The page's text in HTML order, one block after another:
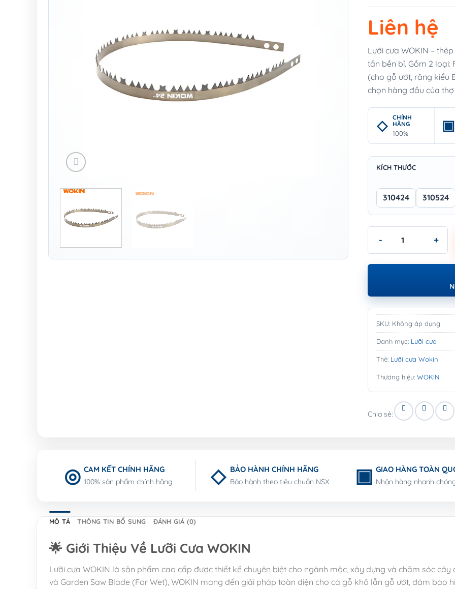
Liên hệ
Lưỡi cưa WOKIN –
tần bền bỉ. Gồm 2 loại:
(cho gỗ ướt, răng kiểu
chọn hàng đầu của
CHÍNH
HÃNG
100%
KÍCH THƯỚC
310424 310524
Lưỡi cưa Wokin -
SKU: Không áp dụng
Danh mục: Lưỡi cưa
Thẻ: Lưỡi cưa Wokin
Thương hiệu:WOKIN
Chia sẻ:
CAM KẾT CHÍNH HÃNG
100% sản phẩm chính hãng
BẢO HÀNH CHÍNH HÃNG
Bảo hành theo tiêu chuẩn NSX
GIAO HÀNG TOÀN
Nhận hàng nhanh
MÔ TẢ THÔNG TIN BỔ SUNG ĐÁNH GIÁ (0)
🌟 Giới Thiệu Về Lưỡi Cưa WOKIN
Lưỡi cưa WOKIN là sản phẩm cao cấp được thiết kế chuyên biệt cho ngành mộc, xây dựng và chăm sóc
và Garden Saw Blade (For Wet), WOKIN mang đến giải pháp toàn diện cho cả gỗ khô lẫn gỗ ướt, đảm bảo